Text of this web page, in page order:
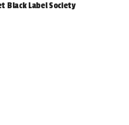
Black Label Society